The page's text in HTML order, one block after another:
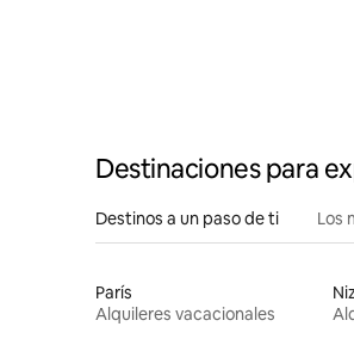
Destinaciones para
Destinos a un paso de ti Los
París
Alquileres vacacionales